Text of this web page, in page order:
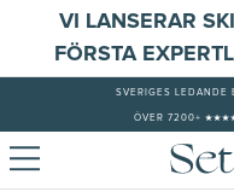
VI LANSERAR
FÖRSTA
SVERIGES LEDANDE
ÖVER 7200+